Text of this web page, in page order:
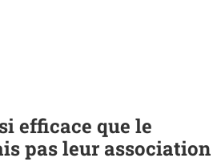
efficace que le
pas leur association